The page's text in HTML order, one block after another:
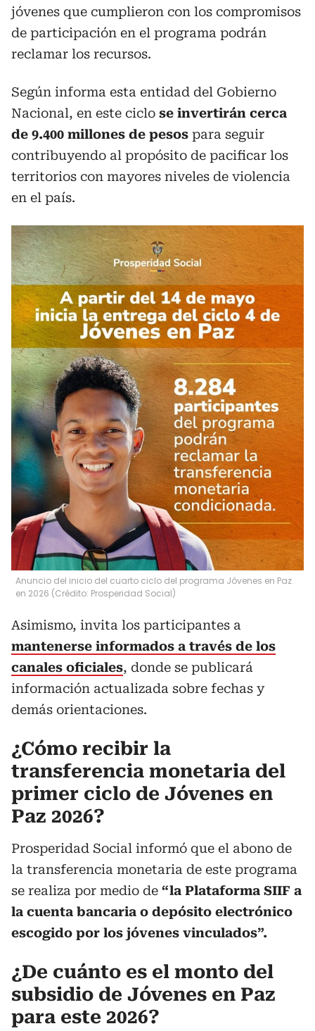
jóvenes que cumplieron con los compromisos
de participación en el programa podrán
reclamar los recursos.
Según informa esta entidad del Gobierno
Nacional, en este ciclo se invertirán cerca
de 9.400 millones de pesos para seguir
contribuyendo al propósito de pacificar los
territorios con mayores niveles de violencia
en el país.
Anuncio del inicio del cuarto ciclo del programa Jóvenes en Paz
en 2026 (Crédito: Prosperidad Social)
Asimismo, invita los participantes a
mantenerse informados a través de los
canales oficiales, donde se publicará
información actualizada sobre fechas y
demás orientaciones.
¿Cómo recibir la
transferencia monetaria del
primer ciclo de Jóvenes en
Paz 2026?
Prosperidad Social informó que el abono de
la transferencia monetaria de este programa
se realiza por medio de “la Plataforma SIIF a
la cuenta bancaria o depósito electrónico
escogido por los jóvenes vinculados”.
¿De cuánto es el monto del
subsidio de Jóvenes en Paz
para este 2026?